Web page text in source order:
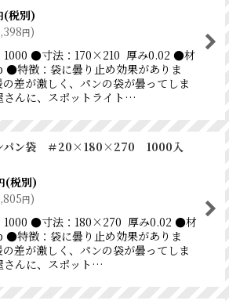
(税別)
円)
●寸法：170×210 厚み0.02 ●材
●特徴：袋に曇り止め効果がありま
の差が激しく、パンの袋が曇ってしま
さんに、スポットライト…
パン袋 ＃20×180×270 1000入
(税別)
円)
●寸法：180×270 厚み0.02 ●材
●特徴：袋に曇り止め効果がありま
の差が激しく、パンの袋が曇ってしま
さんに、スポット…